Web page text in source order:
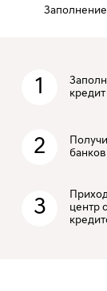
1
кредит
2
3
центр